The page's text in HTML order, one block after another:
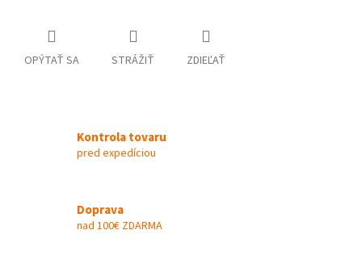
OPÝTAŤ SA STRÁŽIŤ ZDIEĽAŤ
Kontrola tovaru
pred expedíciou
Doprava
nad 100€ ZDARMA